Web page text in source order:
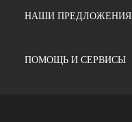
НАШИ ПРЕДЛОЖЕНИЯ
ПОМОЩЬ И СЕРВИСЫ